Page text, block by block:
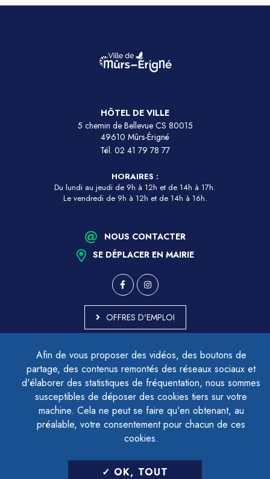
Afin de vous proposer des vidéos, des boutons de
partage, des contenus remontés des réseaux sociaux et
d'élaborer des statistiques de fréquentation, nous sommes
susceptibles de déposer des cookies tiers sur votre
machine. Cela ne peut se faire qu'en obtenant, au
préalable, votre consentement pour chacun de ces
cookies.
OK, TOUT
HÔTEL DE VILLE
5 chemin de Bellevue CS 80015
49610 Mûrs-Érigné
Tél. 02 41 79 78 77
HORAIRES :
Du lundi au jeudi de 9h à 12h et de 14h à 17h.
Le vendredi de 9h à 12h et de 14h à 16h.
NOUS CONTACTER
SE DÉPLACER EN MAIRIE
OFFRES D'EMPLOI
ACCESSIBILITÉ - PARTIELLEMENT CONFORME
PLAN DU SITE
MENTIONS LÉGALES
CONTACTER LE DÉLÉGUÉ À LA PROTECTION DES DONNÉES
GESTION DES COOKIES
LETTRE D'INFORMATION